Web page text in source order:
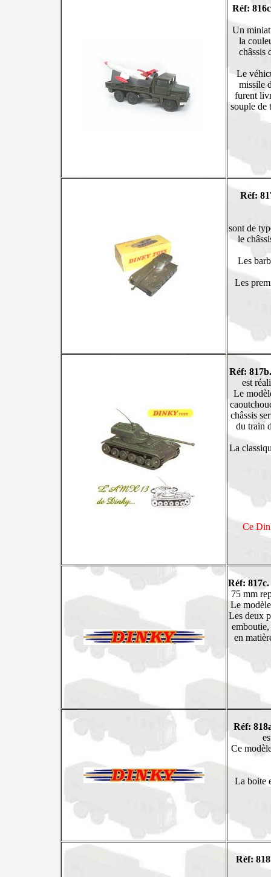
Réf:
Un
la
châssis
Le
missile
furent
souple de
Réf:
sont de
le
Les
Les
Réf: 817b.
est
Le
châssis
du train
La
Ce
Réf: 817c.
75 mm
Le
Les deux
en
Réf:
Ce
La boite
Réf: